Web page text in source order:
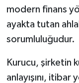
modern finans
ayakta tutan
sorumluluğudur.
Kurucu, şirketin
anlayışını,